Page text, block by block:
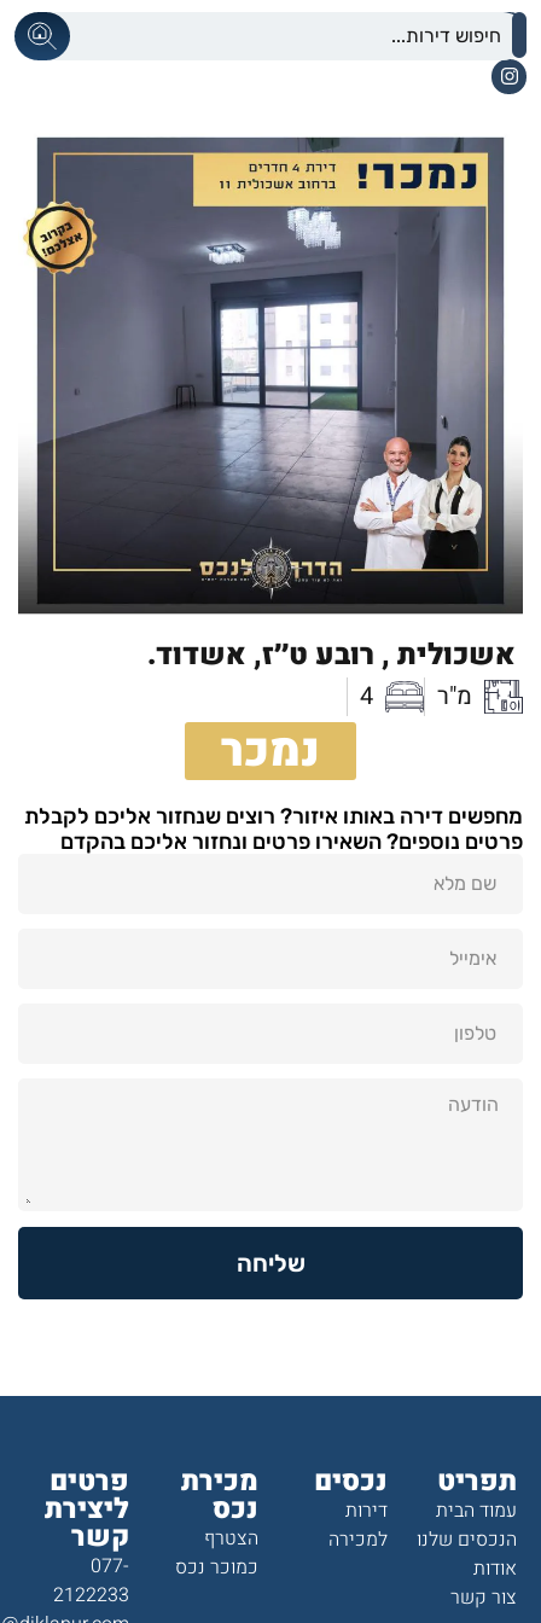
אשכולית , רובע ט׳׳ז, אשדוד.
מ"ר 4
נמכר
מחפשים דירה באותו איזור? רוצים שנחזור אליכם לקבלת
פרטים נוספים? השאירו פרטים ונחזור אליכם בהקדם
שליחה
תפריט
עמוד הבית
הנכסים שלנו
אודות
צור קשר
נכסים
דירות
למכירה
מכירת
נכס
הצטרף
כמוכר נכס
פרטים
ליצירת
קשר
077-
2122233